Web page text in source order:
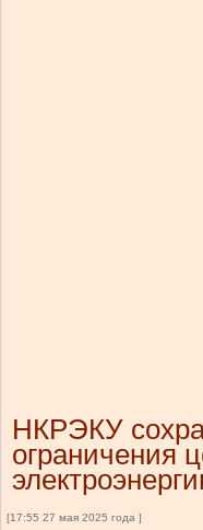
НКРЭКУ
ограничения
[17:55 27 мая 2025 года ]